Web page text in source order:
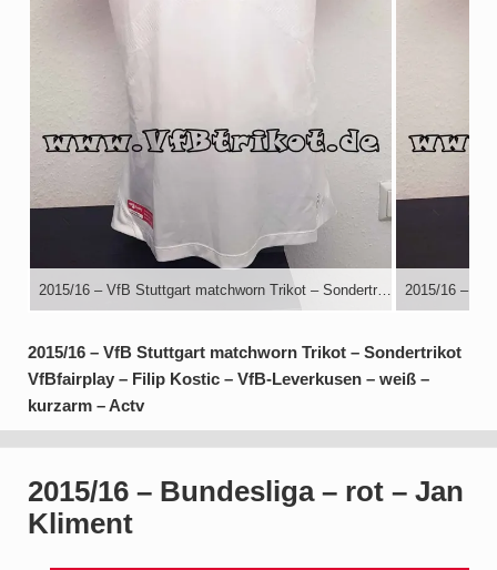
2015/16 – VfB Stuttgart matchworn Trikot – Sondertrikot VfBfairplay – Filip Kostic – VfB-Leverkusen – weiß – kurzarm – Actv
2015/16 – VfB Stuttgart matchworn Trikot – Sondertrikot
VfBfairplay – Filip Kostic – VfB-Leverkusen – weiß –
kurzarm – Actv
2015/16 – Bundesliga – rot – Jan
Kliment